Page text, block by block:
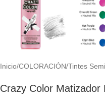
Inicio/COLORACIÓN/Tintes
Crazy Color Matizador